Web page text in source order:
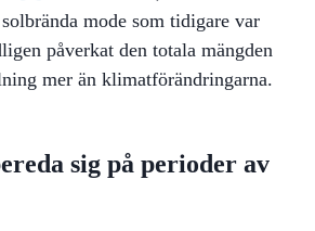
mode som tidigare var
påverkat den totala mängden
mer än klimatförändringarna.
sig på perioder av